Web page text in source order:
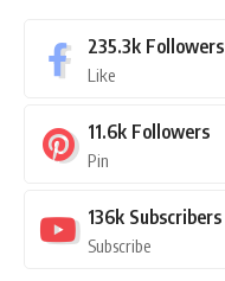
235.3k Followers
Like
11.6k Followers
Pin
136k Subscribers
Subscribe